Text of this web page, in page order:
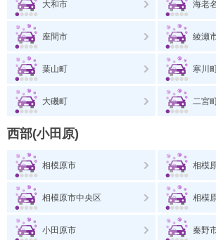
大和市 海老
座間市 綾瀬
葉山町 寒川
大磯町 二宮
西部(小田原)
相模原市 相模
相模原市中央区 相模
小田原市 秦野